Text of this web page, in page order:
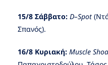
15/8 Σάββατο: D–Spot
Σπανός).
16/8 Κυριακή: Muscle